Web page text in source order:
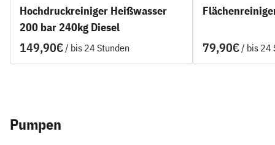
Hochdruckreiniger Heißwasser
200 bar 240kg Diesel
/ /
Pumpen